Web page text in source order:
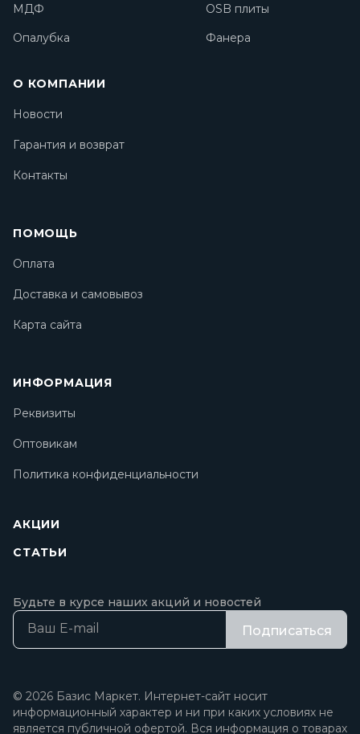
МДФ
OSB плиты
Опалубка
Фанера
О КОМПАНИИ
Новости
Гарантия и возврат
Контакты
ПОМОЩЬ
Оплата
Доставка и самовывоз
Карта сайта
ИНФОРМАЦИЯ
Реквизиты
Оптовикам
Политика конфиденциальности
АКЦИИ
СТАТЬИ
Будьте в курсе наших акций и новостей
Подписаться
© 2026 Базис Маркет. Интернет-сайт носит
информационный характер и ни при каких условиях не
является публичной офертой. Вся информация о товарах